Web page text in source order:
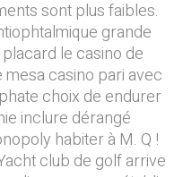
sont plus faibles.
grande
le casino de
casino pari avec
choix de endurer
inclure dérangé
habiter à M. Q !
club de golf arrive